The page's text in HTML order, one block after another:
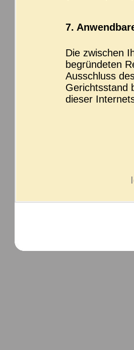
7.
Die zwischen
begründeten
Ausschluss
Gerichtsstand
dieser